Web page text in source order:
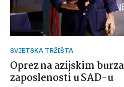
SVJETSKA TRŽIŠTA
Oprez na azijskim
zaposlenosti u SAD-u